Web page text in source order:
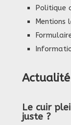
Politique
Mentions
Actualité
Le cuir
juste ?